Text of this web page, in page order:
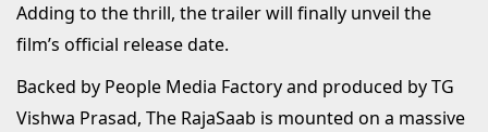
Adding to the thrill, the trailer will finally unveil the
film’s official release date.
Backed by People Media Factory and produced by TG
Vishwa Prasad, The RajaSaab is mounted on a massive